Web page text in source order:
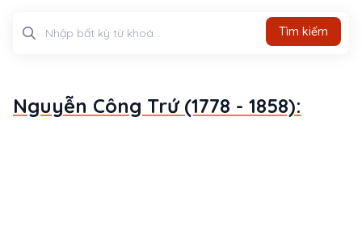
Tìm kiếm
Nguyễn Công Trứ (1778 - 1858):